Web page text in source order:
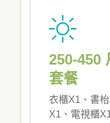
250-450
套餐
衣櫃X1、書
X1、電視櫃